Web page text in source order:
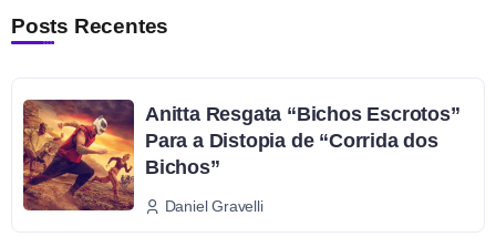
Posts Recentes
Anitta Resgata “Bichos Escrotos”
Para a Distopia de “Corrida dos
Bichos”
Daniel Gravelli